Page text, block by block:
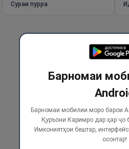
Сураи пурра
Барномаи
Барномаи мобилии моро барои
Қуръони Каримро дар ҳар ҷо
Имкониятҳои бештар,
осонтар!